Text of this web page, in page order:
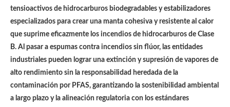
tensioactivos de hidrocarburos biodegradables y estabilizadores
especializados para crear una manta cohesiva y resistente al calor
que suprime eficazmente los incendios de hidrocarburos de Clase
B. Al pasar a espumas contra incendios sin flúor, las entidades
industriales pueden lograr una extinción y supresión de vapores de
alto rendimiento sin la responsabilidad heredada de la
contaminación por PFAS, garantizando la sostenibilidad ambiental
a largo plazo y la alineación regulatoria con los estándares